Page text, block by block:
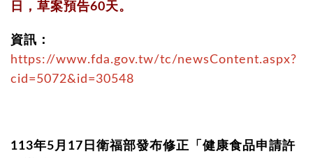
日，草案預告60天。
資訊：
https://www.fda.gov.tw/tc/newsContent.aspx?
cid=5072&id=30548
113年5月17日衛福部發布修正「健康食品申請許